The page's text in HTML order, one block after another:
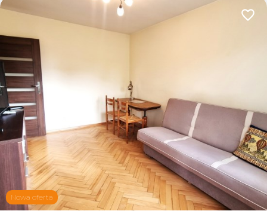
Nowa oferta